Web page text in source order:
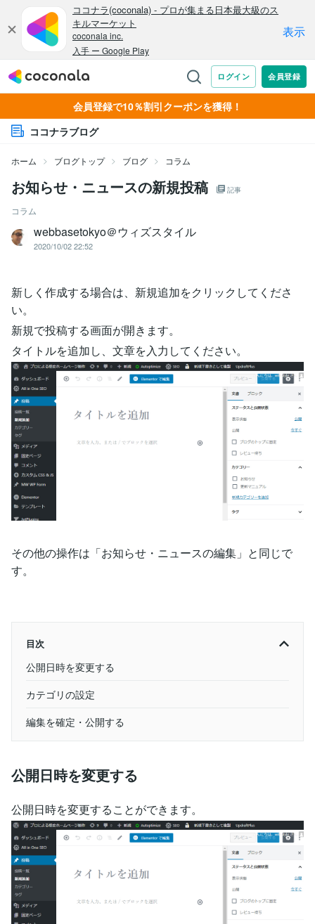
会員登録で10％割引クーポンを獲得！
ココナラブログ
ホーム ブログトップ ブログ コラム
お知らせ・ニュースの新規投稿 記事
コラム
webbasetokyo＠ウィズスタイル
2020/10/02 22:52
新しく作成する場合は、新規追加をクリックしてくださ
い。
新規で投稿する画面が開きます。
タイトルを追加し、文章を入力してください。
その他の操作は「お知らせ・ニュースの編集」と同じで
す。
目次
公開日時を変更する
カテゴリの設定
編集を確定・公開する
公開日時を変更する
公開日時を変更することができます。